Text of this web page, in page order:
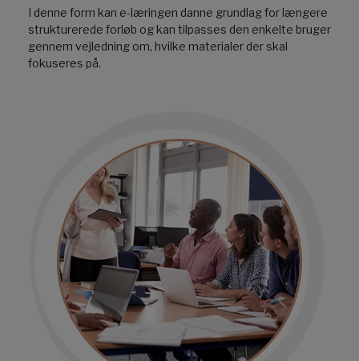
I denne form kan e-læringen danne grundlag for længere
strukturerede forløb og kan tilpasses den enkelte bruger
gennem vejledning om, hvilke materialer der skal
fokuseres på.